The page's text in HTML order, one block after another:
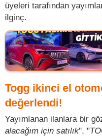
üyeleri tarafından
ilginç.
Togg ikinci el
değerlendi!
Yayımlanan ilanlara bir
alacağım için satılık", "